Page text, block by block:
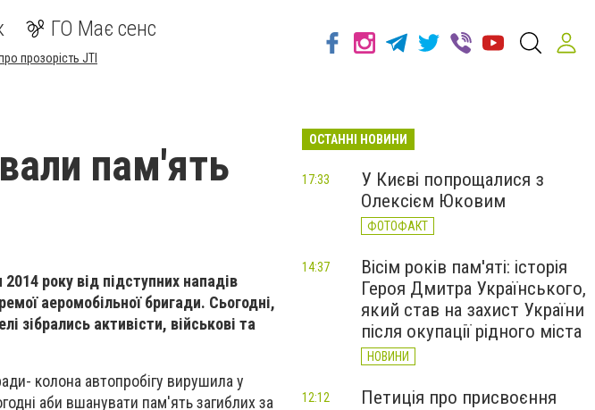
ГО Має сенс
прозорість JTI
пам'ять
року від підступних нападів
аеромобільної бригади. Сьогодні,
зібрались активісти, військові та
колона автопробігу вирушила у
аби вшанувати пам'ять загиблих за
ОСТАННІ НОВИНИ
У Києві попрощалися з
Олексієм Юковим
ФОТОФАКТ
17:33
Вісім років пам'яті: історія
Героя Дмитра Українського,
який став на захист України
після окупації рідного міста
НОВИНИ
14:37
Петиція про присвоєння
12:12